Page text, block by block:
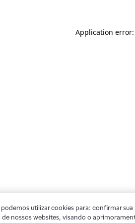
Application
utilizar cookies para: confirmar
nossos websites, visando o